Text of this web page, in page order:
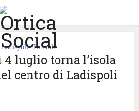
Ladispoli • Litorale
4 luglio torna l’isola
centro di Ladispoli